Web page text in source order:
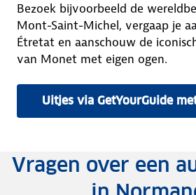
Bezoek bijvoorbeeld de
Mont-Saint-Michel, vergaap je
Étretat en aanschouw de
van Monet met eigen ogen.
Uitjes via GetYourGuide
Vragen over een